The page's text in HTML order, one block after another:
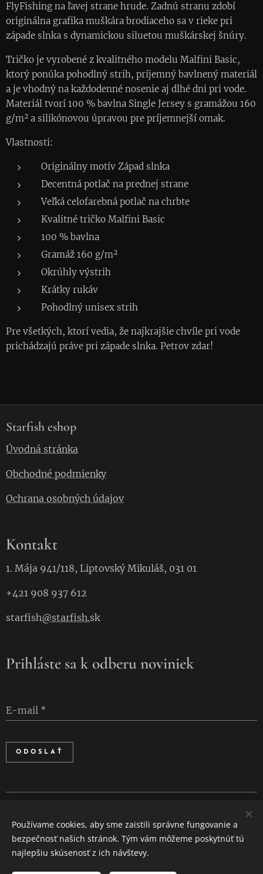
FlyFishing na ľavej strane hrude. Zadnú stranu zdobí
originálna grafika muškára brodiaceho sa v rieke pri
západe slnka s dynamickou siluetou muškárskej šnúry.
Tričko je vyrobené z kvalitného modelu Malfini Basic,
ktorý ponúka pohodlný strih, príjemný bavlnený materiál
a je vhodný na každodenné nosenie aj dlhé dni pri vode.
Materiál tvorí 100 % bavlna Single Jersey s gramážou 160
g/m² a silikónovou úpravou pre príjemnejší omak.
Vlastnosti:
Originálny motív Západ slnka
Decentná potlač na prednej strane
Veľká celofarebná potlač na chrbte
Kvalitné tričko Malfini Basic
100 % bavlna
Gramáž 160 g/m²
Okrúhly výstrih
Krátky rukáv
Pohodlný unisex strih
Pre všetkých, ktorí vedia, že najkrajšie chvíle pri vode
prichádzajú práve pri západe slnka. Petrov zdar!
Starfish eshop
Úvodná stránka
Obchodné podmienky
Ochrana osobných údajov
Kontakt
1. Mája 941/118, Liptovský Mikuláš, 031 01
+421 908 937 612
starfish@starfish.sk
Prihláste sa k odberu noviniek
E-mail
ODOSLAŤ
Jazyky
Slovenčina
Používame cookies, aby sme zaistili správne fungovanie a
bezpečnosť našich stránok. Tým vám môžeme poskytnúť tú
najlepšiu skúsenosť z ich návštevy.